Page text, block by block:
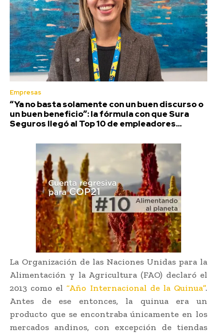
Empresas
“Ya no basta solamente con un buen discurso o
un buen beneficio”: la fórmula con que Sura
Seguros llegó al Top 10 de empleadores...
La Organización de las Naciones Unidas para la
Alimentación y la Agricultura (FAO) declaró el
2013 como el“Año Internacional de la Quinua”.
Antes de ese entonces, la quinua era un
producto que se encontraba únicamente en los
mercados andinos, con excepción de tiendas